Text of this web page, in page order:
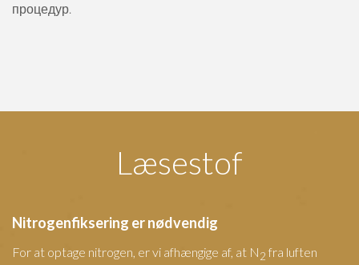
процедур.
Læsestof
Nitrogenfiksering er nødvendig
For at optage nitrogen, er vi afhængige af, at N2 fra luften